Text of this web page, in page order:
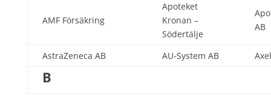
AMF Försäkring
Apoteket
Kronan –
Södertälje
AB
AstraZeneca AB AU-System AB
B